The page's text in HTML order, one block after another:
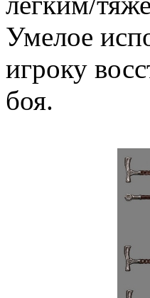
Умелое
игроку
боя.